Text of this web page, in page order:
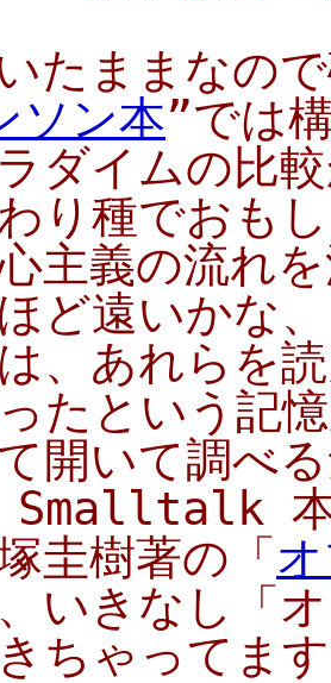
たままなの
ソン本”では
ダイムの比
り種でおも
主義の流
ど遠いかな
は、あれら
たという記
開いて調べ
本
圭樹著の「
いきなし「
きちゃってま